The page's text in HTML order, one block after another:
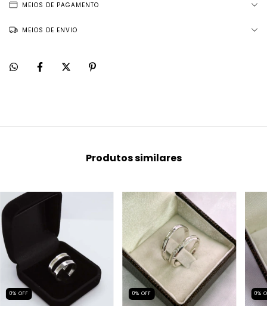
MEIOS DE PAGAMENTO
MEIOS DE ENVIO
Produtos similares
0% OFF 0% OFF 0%